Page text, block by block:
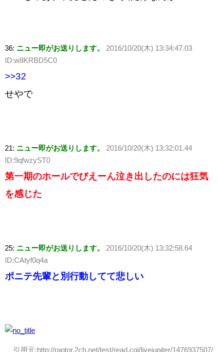
36: ニュー即がお送りします。
2016/10/20(木) 13:34:47.03
ID:w8KRBD5C0
>>32
せやで
21: ニュー即がお送りします。
2016/10/20(木) 13:32:01.44
ID:9qfwzyST0
第一期のホールでびえーん泣き出したのには狂気
を感じた
25: ニュー即がお送りします。
2016/10/20(木) 13:32:58.64
ID:CAtyf0q4a
ポニテ先輩と別行動してて悲しい
引用元:http://raptor.2ch.net/test/read.cgi/livejupiter/1476937507/